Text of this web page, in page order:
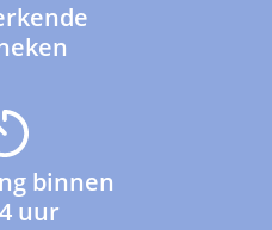
binnen
uur